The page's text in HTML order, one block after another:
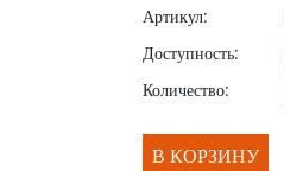
Артикул:
Доступность:
Количество:
В КОРЗИНУ